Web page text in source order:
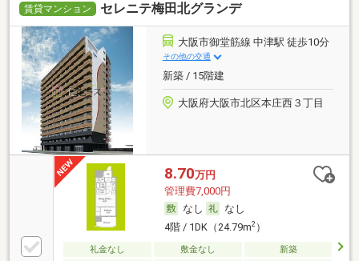
賃貸マンション セレニテ梅田北グランデ
大阪市御堂筋線 中津駅 徒歩10分
その他の交通
新築 / 15階建
大阪府大阪市北区本庄西３丁目
8.70万円
管理費7,000円
なし
なし
4階 / 1DK（24.79m2）
礼金なし 敷金なし
新築